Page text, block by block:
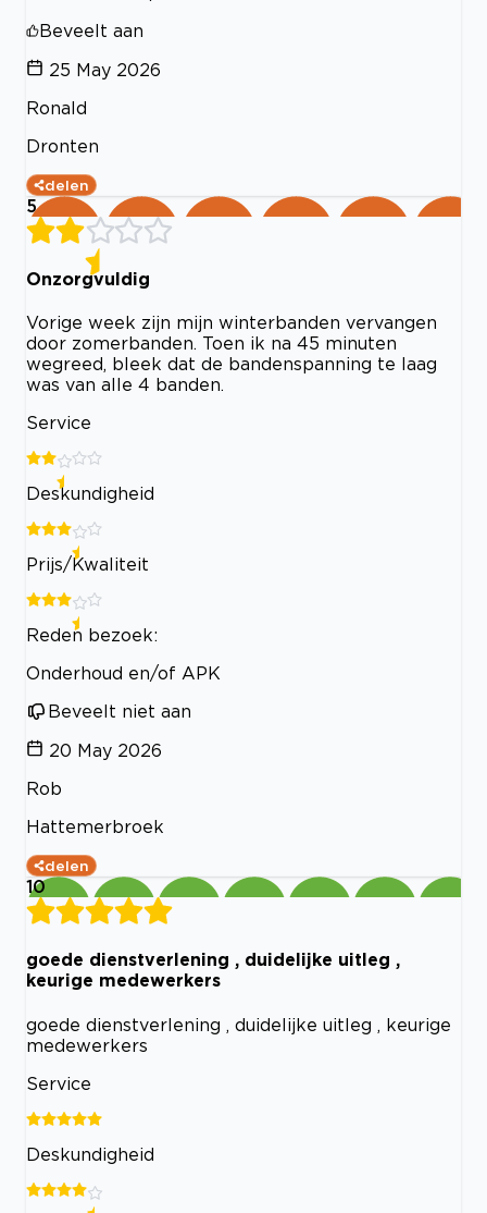
Beveelt aan
25 May 2026
Ronald
Dronten
delen
5
Onzorgvuldig
Vorige week zijn mijn winterbanden vervangen
door zomerbanden. Toen ik na 45 minuten
wegreed, bleek dat de bandenspanning te laag
was van alle 4 banden.
Service
Deskundigheid
Prijs/Kwaliteit
Reden bezoek:
Onderhoud en/of APK
Beveelt niet aan
20 May 2026
Rob
Hattemerbroek
delen
10
goede dienstverlening , duidelijke uitleg ,
keurige medewerkers
goede dienstverlening , duidelijke uitleg , keurige
medewerkers
Service
Deskundigheid